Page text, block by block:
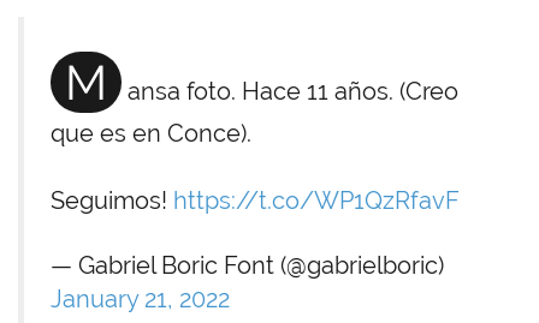
M
ansa foto. Hace 11 años. (Creo
que es en Conce).
Seguimos! https://t.co/WP1QzRfavF
— Gabriel Boric Font (@gabrielboric)
January 21, 2022